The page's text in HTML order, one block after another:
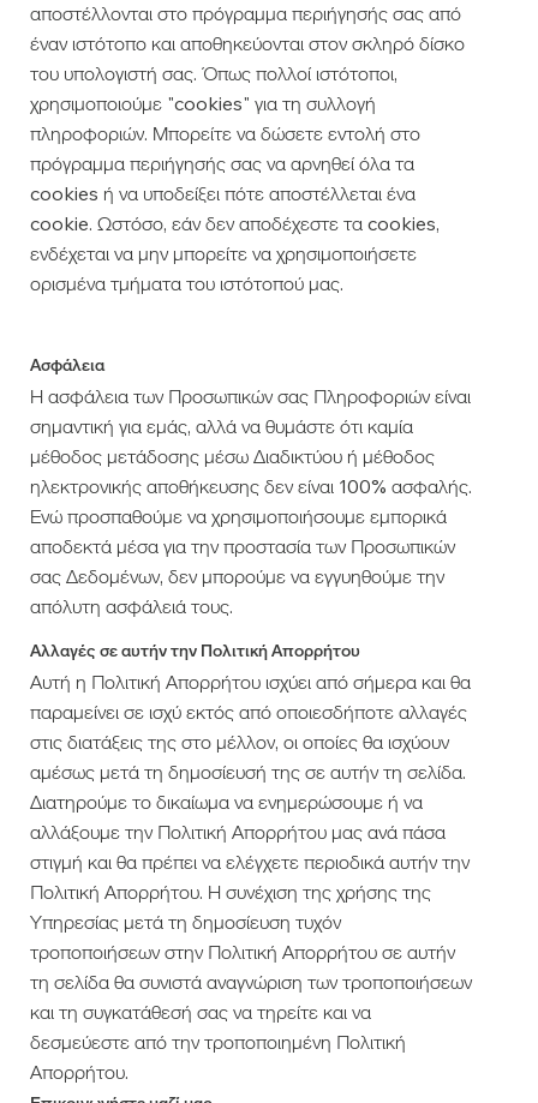
αποστέλλονται στο πρόγραμμα περιήγησής σας από
έναν ιστότοπο και αποθηκεύονται στον σκληρό δίσκο
του υπολογιστή σας. Όπως πολλοί ιστότοποι,
χρησιμοποιούμε "cookies" για τη συλλογή
πληροφοριών. Μπορείτε να δώσετε εντολή στο
πρόγραμμα περιήγησής σας να αρνηθεί όλα τα
cookies ή να υποδείξει πότε αποστέλλεται ένα
cookie. Ωστόσο, εάν δεν αποδέχεστε τα cookies,
ενδέχεται να μην μπορείτε να χρησιμοποιήσετε
ορισμένα τμήματα του ιστότοπού μας.
Ασφάλεια
Η ασφάλεια των Προσωπικών σας Πληροφοριών είναι
σημαντική για εμάς, αλλά να θυμάστε ότι καμία
μέθοδος μετάδοσης μέσω Διαδικτύου ή μέθοδος
ηλεκτρονικής αποθήκευσης δεν είναι 100% ασφαλής.
Ενώ προσπαθούμε να χρησιμοποιήσουμε εμπορικά
αποδεκτά μέσα για την προστασία των Προσωπικών
σας Δεδομένων, δεν μπορούμε να εγγυηθούμε την
απόλυτη ασφάλειά τους.
Αλλαγές σε αυτήν την Πολιτική Απορρήτου
Αυτή η Πολιτική Απορρήτου ισχύει από σήμερα και θα
παραμείνει σε ισχύ εκτός από οποιεσδήποτε αλλαγές
στις διατάξεις της στο μέλλον, οι οποίες θα ισχύουν
αμέσως μετά τη δημοσίευσή της σε αυτήν τη σελίδα.
Διατηρούμε το δικαίωμα να ενημερώσουμε ή να
αλλάξουμε την Πολιτική Απορρήτου μας ανά πάσα
στιγμή και θα πρέπει να ελέγχετε περιοδικά αυτήν την
Πολιτική Απορρήτου. Η συνέχιση της χρήσης της
Υπηρεσίας μετά τη δημοσίευση τυχόν
τροποποιήσεων στην Πολιτική Απορρήτου σε αυτήν
τη σελίδα θα συνιστά αναγνώριση των τροποποιήσεων
και τη συγκατάθεσή σας να τηρείτε και να
δεσμεύεστε από την τροποποιημένη Πολιτική
Απορρήτου.